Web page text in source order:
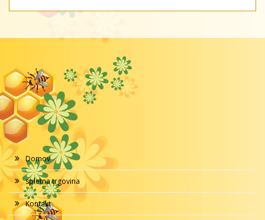
Domov
spletna trgovina
Kontakt